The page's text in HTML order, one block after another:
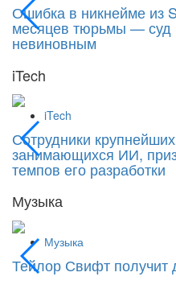
Ошибка в никнейме из
месяцев тюрьмы — суд
невиновным
iTech
iTech
Сотрудники
занимающихся ИИ,
темпов его разработки
Музыка
Музыка
Тейлор Свифт получит